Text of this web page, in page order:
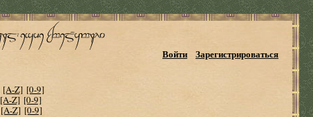
Войти Зарегистрироваться
[A-Z] [0-9]
[A-Z] [0-9]
[A-Z] [0-9]